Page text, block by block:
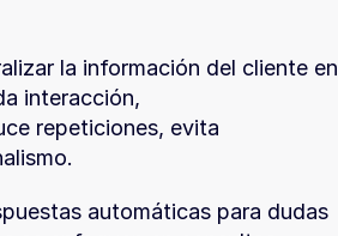
la información del cliente en
interacción,
repeticiones, evita
automáticas para dudas